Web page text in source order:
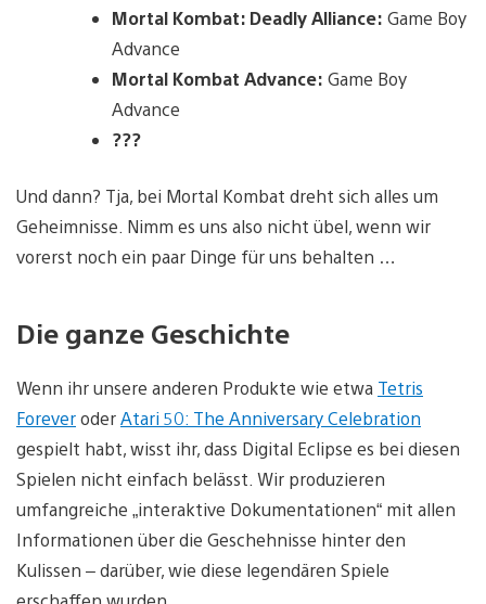
Mortal Kombat: Deadly Alliance: Game Boy
Advance
Mortal Kombat Advance: Game Boy
Advance
???
Und dann? Tja, bei Mortal Kombat dreht sich alles um
Geheimnisse. Nimm es uns also nicht übel, wenn wir
vorerst noch ein paar Dinge für uns behalten …
Die ganze Geschichte
Wenn ihr unsere anderen Produkte wie etwa Tetris
ForeveroderAtari 50: The Anniversary Celebration
gespielt habt, wisst ihr, dass Digital Eclipse es bei diesen
Spielen nicht einfach belässt. Wir produzieren
umfangreiche „interaktive Dokumentationen“ mit allen
Informationen über die Geschehnisse hinter den
Kulissen – darüber, wie diese legendären Spiele